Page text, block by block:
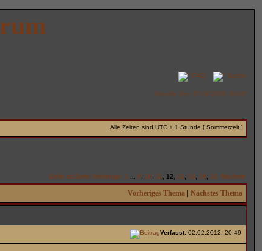
FAQ Suche
Aktuelle Zeit: 07.08.2026, 06:49
Alle Zeiten sind UTC + 1 Stunde [ Sommerzeit ]
Gehe zu Seite Vorherige 1 ...9 10 11 12 13 14 15 16 Nächste
Vorheriges Thema |Nächstes Thema
Verfasst: 02.02.2012, 20:49